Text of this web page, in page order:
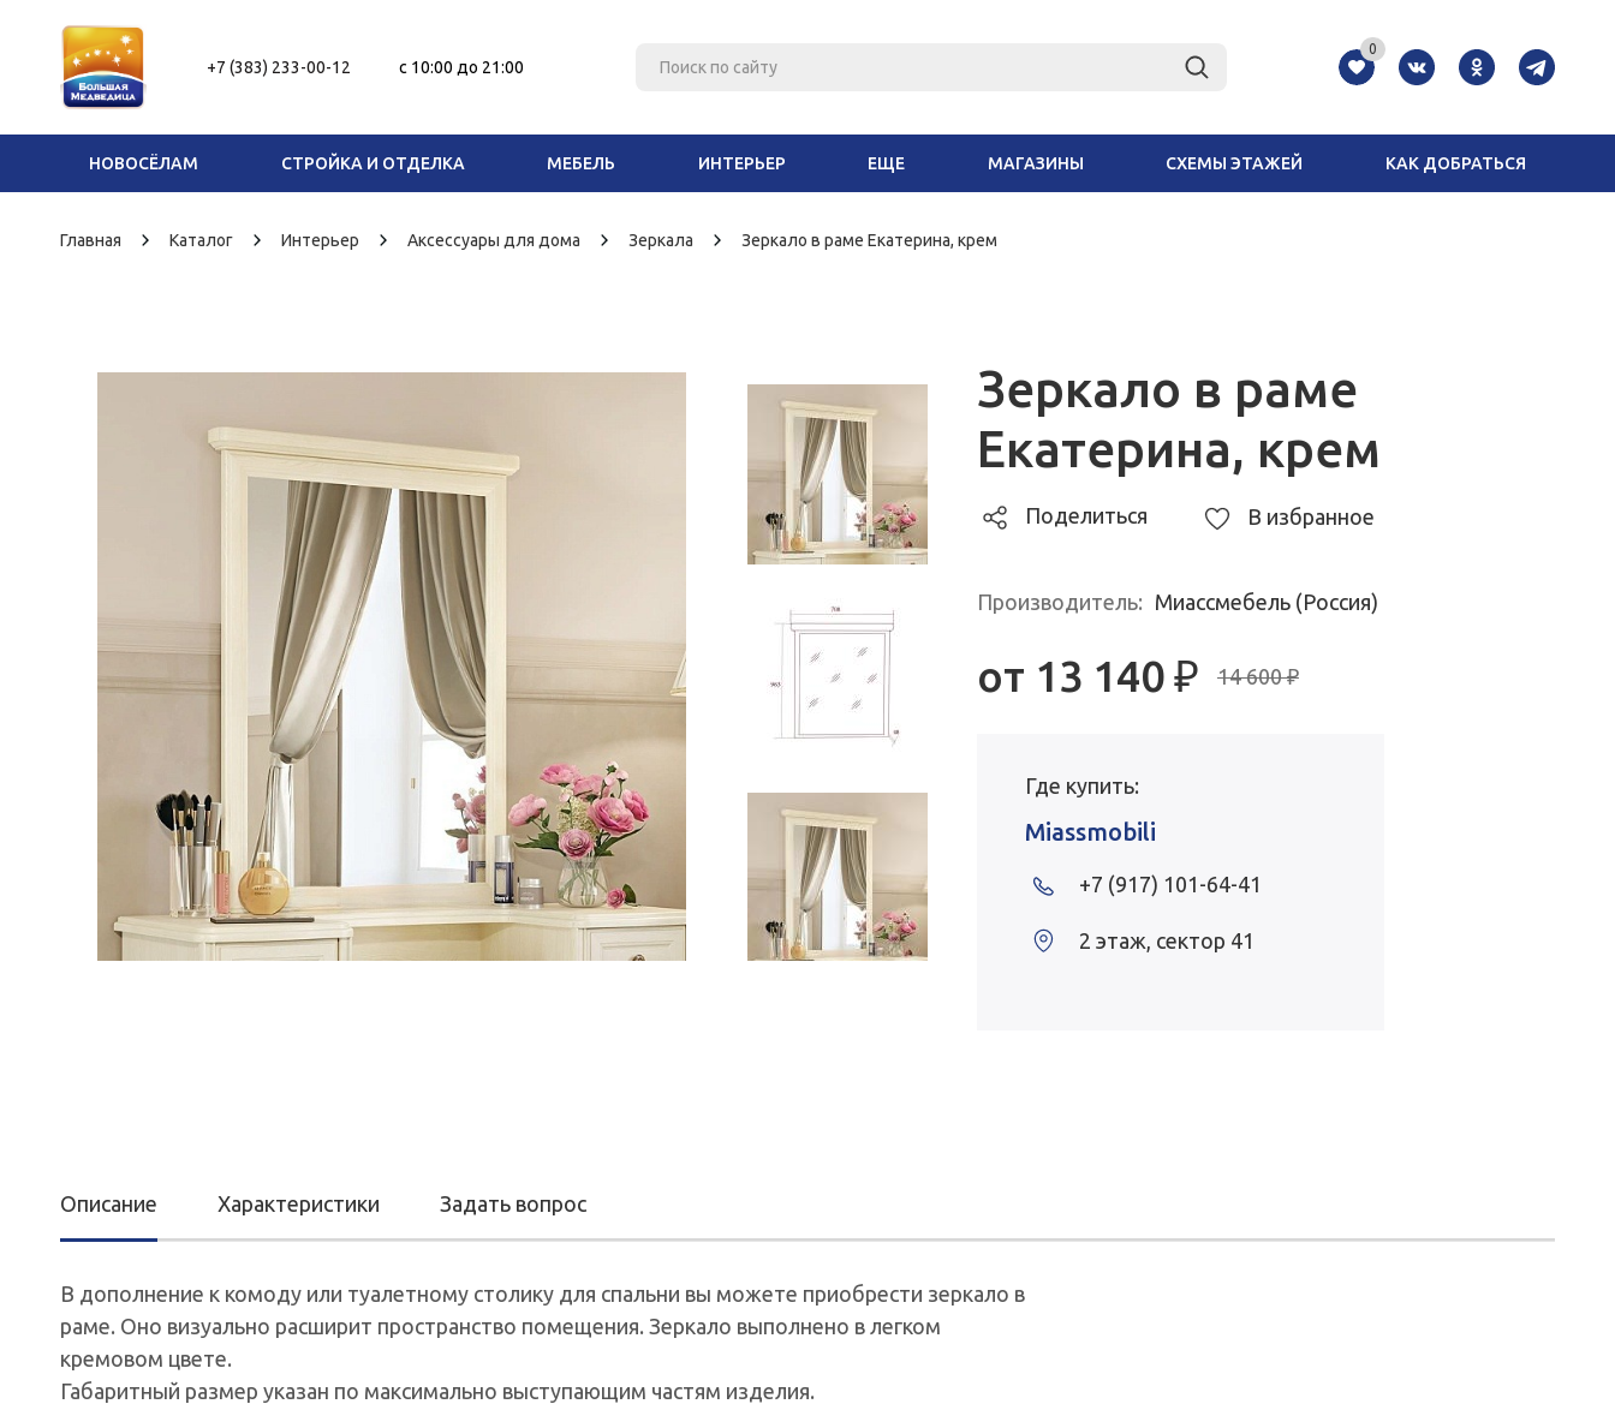
+7 (383) 233-00-12 c 10:00 до 21:00
0
НОВОСЁЛАМ СТРОЙКА И ОТДЕЛКА МЕБЕЛЬ ИНТЕРЬЕР ЕЩЕ МАГАЗИНЫ СХЕМЫ ЭТАЖЕЙ КАК ДОБРАТЬСЯ
Главная Каталог Интерьер Аксессуары для дома Зеркала Зеркало в раме Екатерина, крем
Зеркало в раме
Екатерина, крем
Поделиться В избранное
Производитель: Миассмебель (Россия)
от 13 140₽ 14 600 ₽
Где купить:
Miassmobili
+7 (917) 101-64-41
2 этаж, сектор 41
Описание Характеристики Задать вопрос
В дополнение к комоду или туалетному столику для спальни вы можете приобрести зеркало в
раме. Оно визуально расширит пространство помещения. Зеркало выполнено в легком
кремовом цвете.
Габаритный размер указан по максимально выступающим частям изделия.